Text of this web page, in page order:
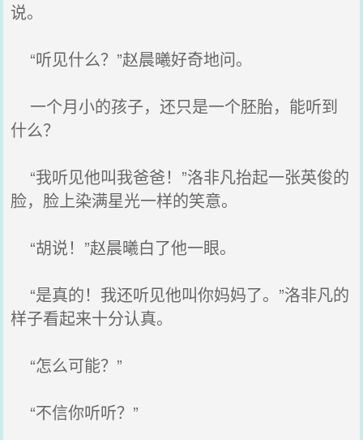
说。
“听见什么？”赵晨曦好奇地问。
一个月小的孩子，还只是一个胚胎，能听到
什么？
“我听见他叫我爸爸！”洛非凡抬起一张英俊的
脸，脸上染满星光一样的笑意。
“胡说！”赵晨曦白了他一眼。
“是真的！我还听见他叫你妈妈了。”洛非凡的
样子看起来十分认真。
“怎么可能？”
“不信你听听？”